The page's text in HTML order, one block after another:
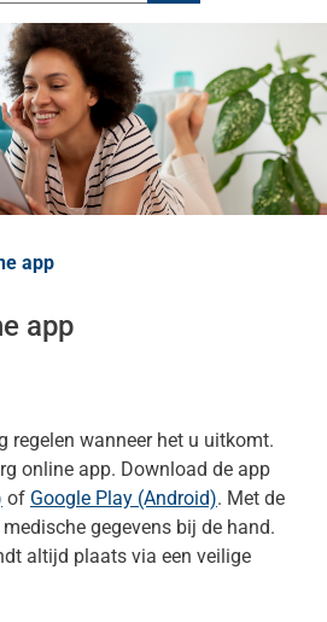
app
app
regelen wanneer het u uitkomt.
online app. Download de app
of Google Play (Android). Met de
gegevens bij de hand.
altijd plaats via een veilige